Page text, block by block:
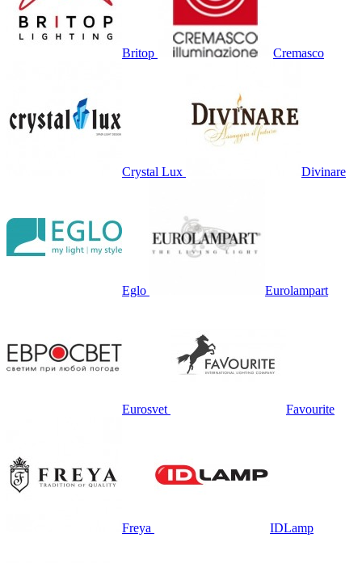
Britop Cremasco
Crystal Lux Divinare
Eglo Eurolampart
Eurosvet Favourite
Freya IDLamp